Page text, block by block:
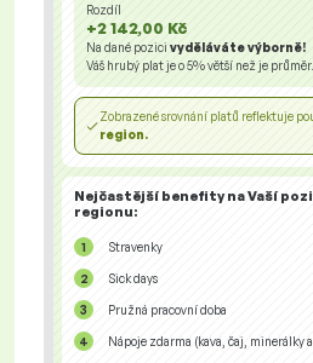
Rozdíl
+2 142,00 Kč
Na dané pozici vyděláváte výborně!
Váš hrubý plat je o5%větší než je průměr.
Zobrazené srovnání platů reflektuje
region.
Nejčastější benefity na Vaší
regionu:
Stravenky
Sick days
Pružná pracovní doba
Nápoje zdarma (kava, čaj, minerálky